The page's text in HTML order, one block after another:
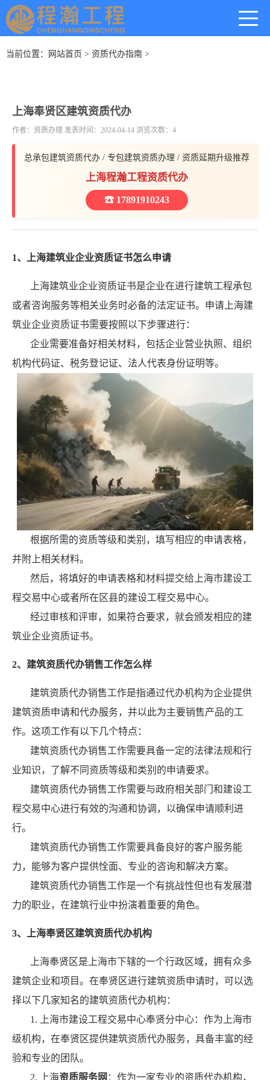
当前位置： 网站首页 > 资质代办指南 >
上海奉贤区建筑资质代办
作者：资质办理 发表时间：2024-04-14 浏览次数：4
总承包建筑资质代办 / 专包建筑资质办理 / 资质延期升级推荐
上海程瀚工程资质代办
☎ 17891910243
1、上海建筑业企业资质证书怎么申请
上海建筑业企业资质证书是企业在进行建筑工程承包
或者咨询服务等相关业务时必备的法定证书。申请上海建
筑业企业资质证书需要按照以下步骤进行：
企业需要准备好相关材料，包括企业营业执照、组织
机构代码证、税务登记证、法人代表身份证明等。
根据所需的资质等级和类别，填写相应的申请表格，
并附上相关材料。
然后，将填好的申请表格和材料提交给上海市建设工
程交易中心或者所在区县的建设工程交易中心。
经过审核和评审，如果符合要求，就会颁发相应的建
筑业企业资质证书。
2、建筑资质代办销售工作怎么样
建筑资质代办销售工作是指通过代办机构为企业提供
建筑资质申请和代办服务，并以此为主要销售产品的工
作。这项工作有以下几个特点：
建筑资质代办销售工作需要具备一定的法律法规和行
业知识，了解不同资质等级和类别的申请要求。
建筑资质代办销售工作需要与政府相关部门和建设工
程交易中心进行有效的沟通和协调，以确保申请顺利进
行。
建筑资质代办销售工作需要具备良好的客户服务能
力，能够为客户提供恮面、专业的咨询和解决方案。
建筑资质代办销售工作是一个有挑战性但也有发展潜
力的职业，在建筑行业中扮演着重要的角色。
3、上海奉贤区建筑资质代办机构
上海奉贤区是上海市下辖的一个行政区域，拥有众多
建筑企业和项目。在奉贤区进行建筑资质申请时，可以选
择以下几家知名的建筑资质代办机构：
1. 上海市建设工程交易中心奉贤分中心：作为上海市
级机构，在奉贤区提供建筑资质代办服务，具备丰富的经
验和专业的团队。
2. 上海资质服务网 ：作为一家专业的资质代办机构，